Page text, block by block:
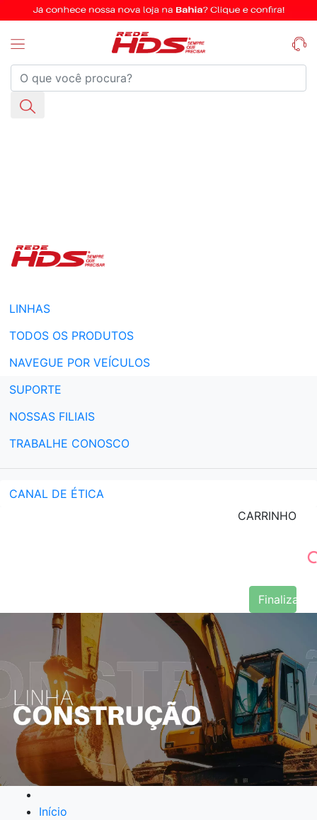
LINHAS
TODOS OS PRODUTOS
NAVEGUE POR VEÍCULOS
SUPORTE
NOSSAS FILIAIS
TRABALHE CONOSCO
CANAL DE ÉTICA
CARRINHO
Finalizar
Início